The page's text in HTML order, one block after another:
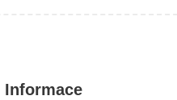
Informace